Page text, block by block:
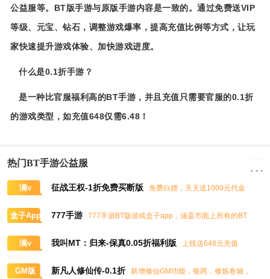
公益服等。BT版手游与原版手游内容是一致的。通过免费送VIP
等级、元宝、钻石，调整游戏爆率，提高充值比例等方式，让玩
家快速提升游戏体验、加快游戏进度。
什么是0.1折手游？
是一种比官服福利高的BT手游，并且充值只需要官服的0.1折
的游戏类型，如充值648仅需6.48！
热门BT手游公益服
满v 征战王权-1折免费买断版
免费白嫖，天天送1000元代金
盒子App 777手游
777手游BT版游戏盒子app，涵盖市面上所有的BT
满v 我叫MT：归来-保真0.05折福利版
上线送648元充值
GM版 新凡人修仙传-0.1折 新增修仙GM功能，银两，修炼卷轴，